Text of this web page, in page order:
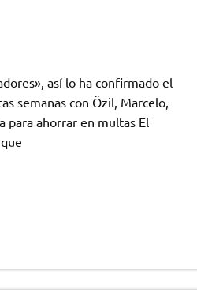
así lo ha confirmado el
semanas con Özil, Marcelo,
para ahorrar en multas El